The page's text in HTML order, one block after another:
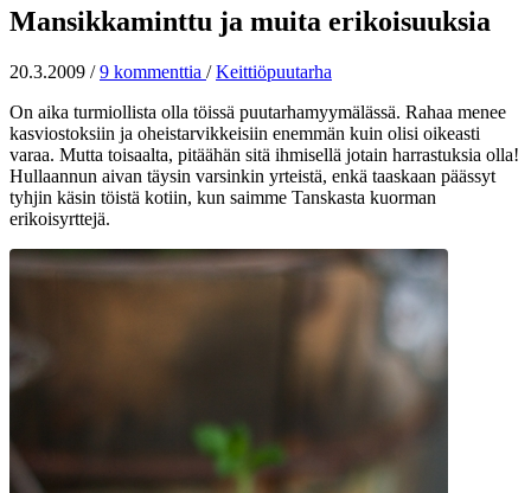
Mansikkaminttu ja muita erikoisuuksia
20.3.2009 / 9 kommenttia / Keittiöpuutarha
On aika turmiollista olla töissä puutarhamyymälässä. Rahaa menee
kasviostoksiin ja oheistarvikkeisiin enemmän kuin olisi oikeasti
varaa. Mutta toisaalta, pitäähän sitä ihmisellä jotain harrastuksia olla!
Hullaannun aivan täysin varsinkin yrteistä, enkä taaskaan päässyt
tyhjin käsin töistä kotiin, kun saimme Tanskasta kuorman
erikoisyrttejä.